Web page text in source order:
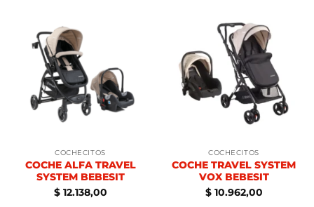
COCHECITOS
COCHE ALFA TRAVEL
SYSTEM BEBESIT
$12.138,00
COCHECITOS
COCHE TRAVEL SYSTEM
VOX BEBESIT
$10.962,00